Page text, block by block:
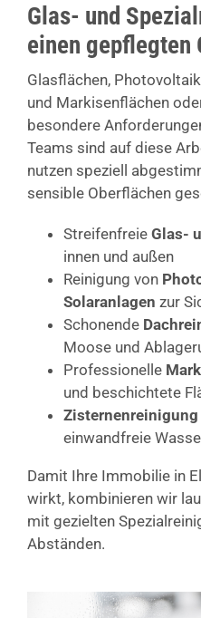
Glas- und
einen gepflegten
Glasflächen,
und Markisenflächen
besondere
Teams sind auf diese
nutzen speziell
sensible Oberflächen
Streifenfreie Glas-
innen und außen
Reinigung von
Solaranlagen zur
Schonende
Moose und
Professionelle
und beschichtete
Zisternenreinigung
einwandfreie
Damit Ihre Immobilie in
wirkt, kombinieren wir
mit gezielten
Abständen.